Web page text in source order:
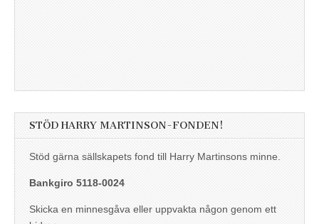
STÖD HARRY MARTINSON-FONDEN!
Stöd gärna sällskapets fond till Harry Martinsons minne.
Bankgiro 5118-0024
Skicka en minnesgåva eller uppvakta någon genom ett